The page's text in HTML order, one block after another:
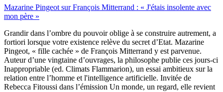
Mazarine Pingeot sur François Mitterrand : « J'étais insolente avec
mon père »
Grandir dans l’ombre du pouvoir oblige à se construire autrement, a
fortiori lorsque votre existence relève du secret d’Etat. Mazarine
Pingeot, « fille cachée » de François Mitterrand y est parvenue.
Auteur d’une vingtaine d’ouvrages, la philosophe publie ces jours-ci
Inappropriable (ed. Climats Flammarion), un essai ambitieux sur la
relation entre l’homme et l'intelligence artificielle. Invitée de
Rebecca Fitoussi dans l’émission Un monde, un regard, elle revient